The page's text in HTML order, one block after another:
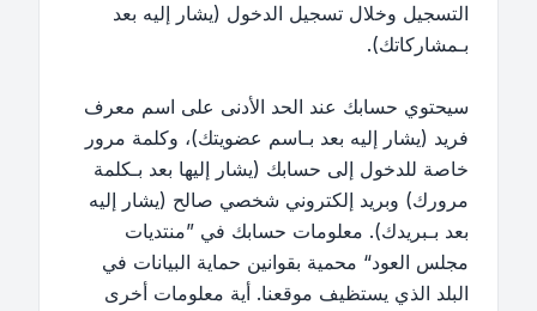
التسجيل وخلال تسجيل الدخول (يشار إليه بعد
بـمشاركاتك).
سيحتوي حسابك عند الحد الأدنى على اسم معرف
فريد (يشار إليه بعد بـاسم عضويتك)، وكلمة مرور
خاصة للدخول إلى حسابك (يشار إليها بعد بـكلمة
مرورك) وبريد إلكتروني شخصي صالح (يشار إليه
بعد بـبريدك). معلومات حسابك في ”منتديات
مجلس العود“ محمية بقوانين حماية البيانات في
البلد الذي يستظيف موقعنا. أية معلومات أخرى